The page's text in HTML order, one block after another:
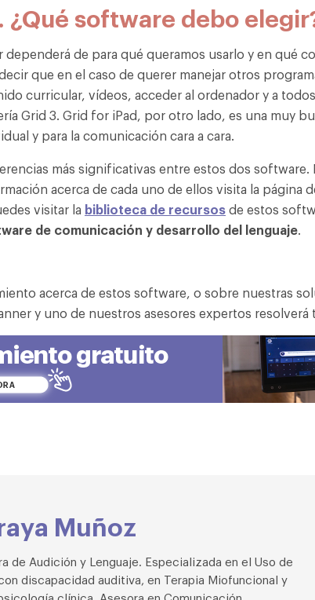
software debo
dependerá de para qué queramos usarlo y en qué
que en el caso de querer manejar otros
curricular, vídeos, acceder al ordenador y a
Grid 3. Grid for iPad, por otro lado, es una muy
y para la comunicación cara a cara.
más significativas entre estos dos
acerca de cada uno de ellos visita la página
visitar la biblioteca de recursosde estos
de comunicación y desarrollo del lenguaje.
acerca de estos software, o sobre nuestras
y uno de nuestros asesores expertos resolverá
Muñoz
de Audición y Lenguaje. Especializada en el Uso de
discapacidad auditiva, en Terapia Miofuncional y